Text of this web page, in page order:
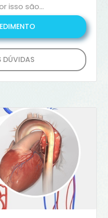
isso são
DÚVIDAS